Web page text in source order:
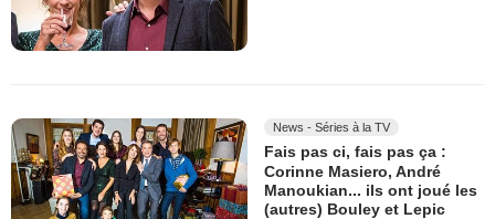
News - Séries à la TV
Fais pas ci, fais pas ça :
Corinne Masiero, André
Manoukian... ils ont joué les
(autres) Bouley et Lepic